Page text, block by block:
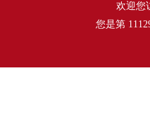
欢迎您
您是第